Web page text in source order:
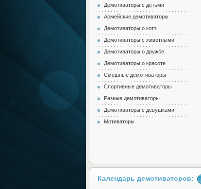
Демотиваторы с детьми
Армейские демотиваторы
Демотиваторы о котэ
Демотиваторы с животными
Демотиваторы о дружбе
Демотиваторы о красоте
Смешные демотиваторы
Спортивные демотиваторы
Разные демотиваторы
Демотиваторы с девушками
Мотиваторы
Календарь демотиваторов: